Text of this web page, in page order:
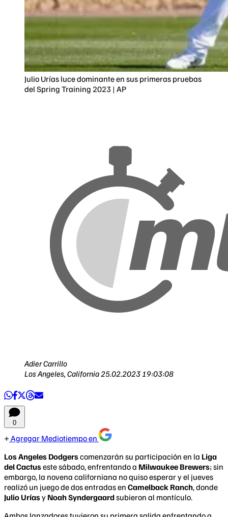
Julio Urías luce dominante en sus primeras pruebas
del Spring Training 2023 | AP
Adier Carrillo
Los Angeles, California25.02.2023 19:03:08
0
Agregar Mediotiempo en
Los Angeles Dodgerscomenzarán su participación en la Liga
del Cactuseste sábado, enfrentando a Milwaukee Brewers; sin
embargo, la novena californiana no quiso esperar y el jueves
realizó un juego de dos entradas en Camelback Ranch, donde
Julio Uríasy Noah Syndergaardsubieron al montículo.